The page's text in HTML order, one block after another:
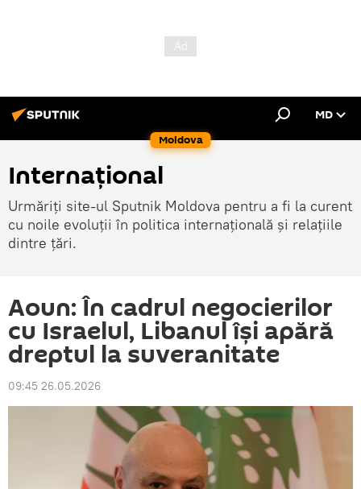
Moldova
MD
Internațional
Urmăriți site-ul Sputnik Moldova pentru a fi la curent
cu noile evoluții în politica internațională și relațiile
dintre țări.
Aoun: În cadrul negocierilor
cu Israelul, Libanul își apără
dreptul la suveranitate
09:45 26.05.2026